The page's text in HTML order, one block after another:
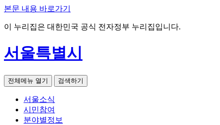
본문 내용 바로가기
이 누리집은 대한민국 공식 전자정부 누리집입니다.
서울특별시
전체메뉴 열기 검색하기
서울소식
시민참여
분야별정보